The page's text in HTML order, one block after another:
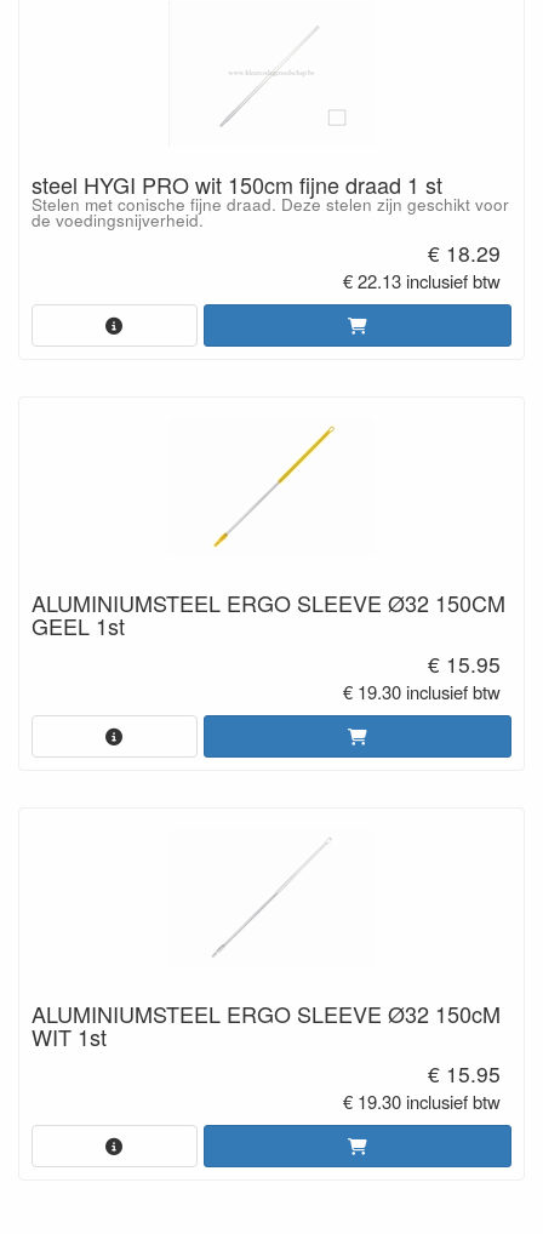
steel HYGI PRO wit 150cm fijne draad 1 st
Stelen met conische fijne draad. Deze stelen zijn geschikt voor
de voedingsnijverheid.
€ 18.29
€ 22.13 inclusief btw
ALUMINIUMSTEEL ERGO SLEEVE Ø32 150CM
GEEL 1st
€ 15.95
€ 19.30 inclusief btw
ALUMINIUMSTEEL ERGO SLEEVE Ø32 150cM
WIT 1st
€ 15.95
€ 19.30 inclusief btw